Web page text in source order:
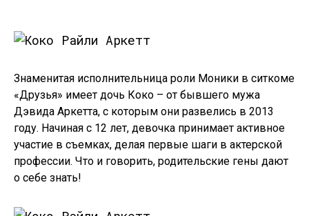
Знаменитая исполнительница роли Моники в ситкоме
«Друзья» имеет дочь Коко – от бывшего мужа
Дэвида Аркетта, с которым они развелись в 2013
году. Начиная с 12 лет, девочка принимает активное
участие в съемках, делая первые шаги в актерской
профессии. Что и говорить, родительские гены дают
о себе знать!